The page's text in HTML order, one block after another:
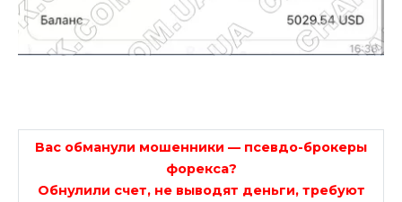
Вас обманули мошенники — псевдо-брокеры
форекса?
Обнулили счет, не выводят деньги, требуют